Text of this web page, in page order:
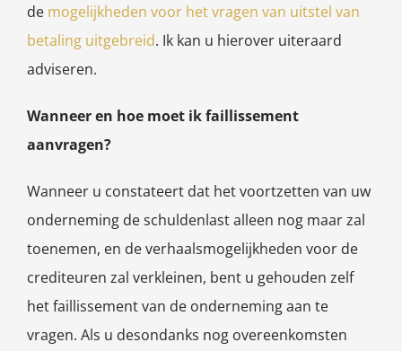
de mogelijkheden voor het vragen van uitstel van
betaling uitgebreid. Ik kan u hierover uiteraard
adviseren.
Wanneer en hoe moet ik faillissement
aanvragen?
Wanneer u constateert dat het voortzetten van uw
onderneming de schuldenlast alleen nog maar zal
toenemen, en de verhaalsmogelijkheden voor de
crediteuren zal verkleinen, bent u gehouden zelf
het faillissement van de onderneming aan te
vragen. Als u desondanks nog overeenkomsten